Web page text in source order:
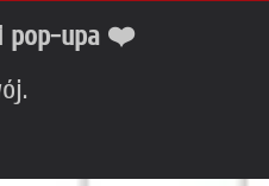
i pop-upa ❤️